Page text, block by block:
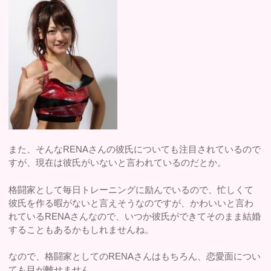
また、そんなRENAさんの彼氏についても注目されているので
すが、現在は彼氏がいないと言われているのだとか。
格闘家として毎日トレーニングに励んでいるので、忙しくて
彼氏を作る暇がないと言えそうなのですが、かわいいと言わ
れているRENAさんなので、いつか彼氏ができてそのまま結婚
することもあるかもしれませんね。
なので、格闘家としてのRENAさんはもちろん、恋愛面につい